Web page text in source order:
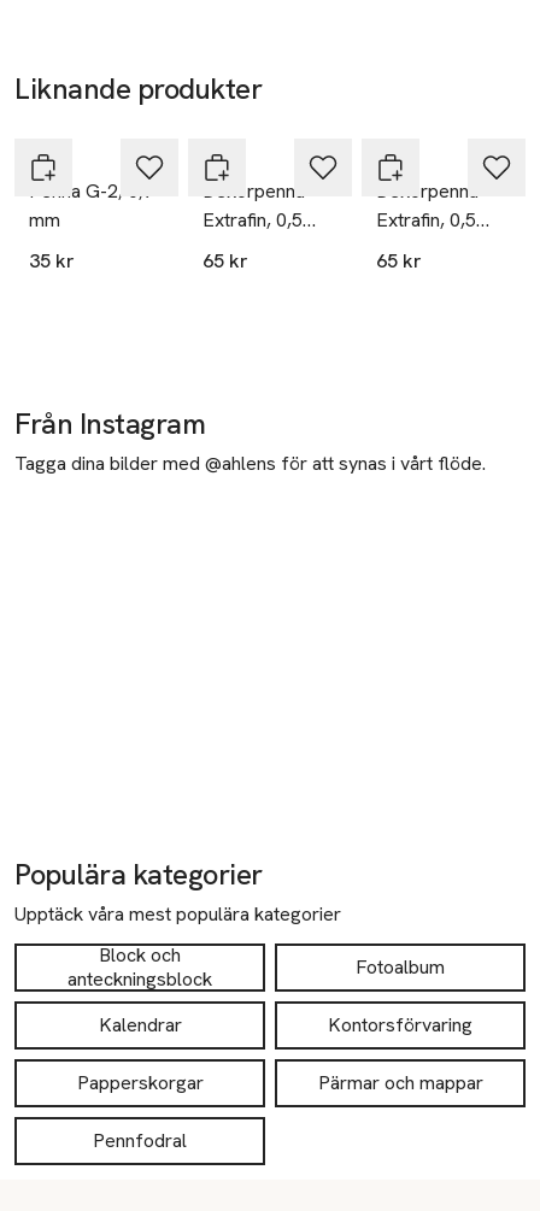
Liknande produkter
Pilot
Penna G-2, 0,7
mm
35 kr
Pilot
Dekorpenna
Extrafin, 0,5
mm, vit
65 kr
Pilot
Dekorpenna
Extrafin, 0,5
mm, guld
65 kr
Från Instagram
Tagga dina bilder med @ahlens för att synas i vårt flöde.
Populära kategorier
Upptäck våra mest populära kategorier
Block och
anteckningsblock
Fotoalbum
Kalendrar Kontorsförvaring
Papperskorgar Pärmar och mappar
Pennfodral